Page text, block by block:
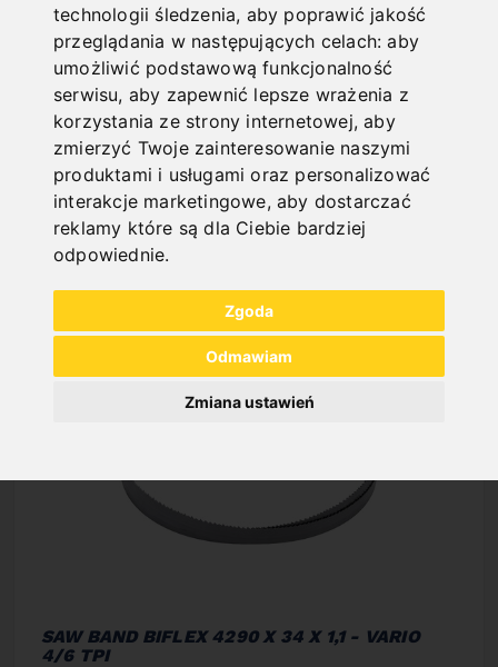
technologii śledzenia, aby poprawić jakość
przeglądania w następujących celach:aby
umożliwić podstawową funkcjonalność
serwisu, aby zapewnić lepsze wrażenia z
korzystania ze strony internetowej,aby
zmierzyć Twoje zainteresowanie naszymi
produktami i usługami oraz personalizować
interakcje marketingowe,aby dostarczać
reklamy które są dla Ciebie bardziej
odpowiednie.
Zgoda
Odmawiam
Zmiana ustawień
NEW PRODUCTS
SAW BAND BIFLEX 4290 X 34 X 1,1 - VARIO
4/6 TPI